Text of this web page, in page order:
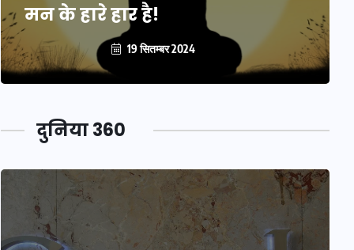
मन के हारे हार है!
19 सितम्बर 2024
दुनिया 360